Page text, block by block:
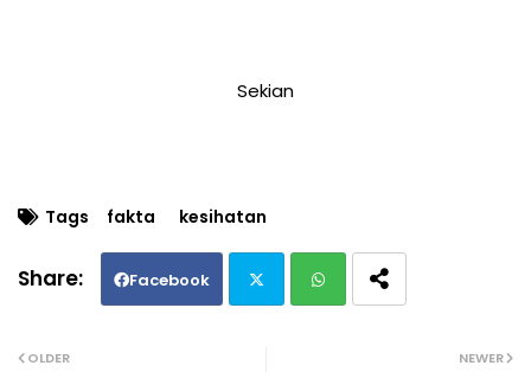
Sekian
Tags fakta kesihatan
Facebook
NEWER
OLDER